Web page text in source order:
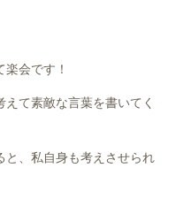
会です！
えて素敵な言葉を書いてく
と、私自身も考えさせられ